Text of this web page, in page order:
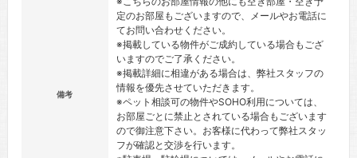
備考
定のお部屋もございますので、メールやお電話に
てお問い合わせください。
※掲載している物件がご成約している場合もござ
いますのでご了承ください。
※掲載詳細に相違がある場合は、弊社スタッフの
情報を優先させていただきます。
※ペット相談可の物件やSOHO利用については、
お部屋ごとに禁止とされている場合もございます
ので御注意下さい。お客様に代わって弊社スタッ
フが確認と交渉を行います。